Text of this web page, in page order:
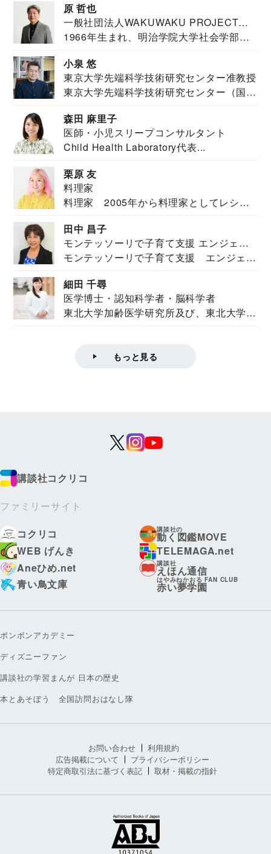
原 哲也
一般社団法人WAKUWAKU PROJECT
JAPAN代表・言語聴覚士・社会福祉士
1966年生まれ、明治学院大学社会学部福
小泉 悠
東京大学先端科学技術研究センター准教授
東京大学先端科学技術研究センター（国際
森田 麻里子
医師・小児スリープコンサルタント
Child Health Laboratory代表...
栗原 友
料理家
料理家 2005年から料理家としてレシピ
田中 昌子
モンテッソーリで子育て支援 エンジェル
ズハウス研究所所長
モンテッソーリで子育て支援 エンジェル
細田 千尋
医学博士・認知科学者・脳科学者
東北大学加齢医学研究所及び、東北大学大
もっと見る
講談社コクリコ
ファミリーサイト
コクリコ
講談社の
動く図鑑MOVE
WEB げんき
TELEMAGA.net
Aneひめ.net
講談社
えほん通信
青い鳥文庫
はやみねかおる FAN CLUB
赤い夢学園
ボンボンアカデミー
ディズニーファン
講談社の学習まんが 日本の歴史
本とあそぼう 全国訪問おはなし隊
お問い合わせ
利用規約
広告掲載について
プライバシーポリシー
特定商取引法に基づく表記
取材・掲載の指針